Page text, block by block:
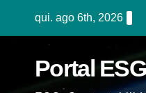
qui. ago 6th, 2026
Portal